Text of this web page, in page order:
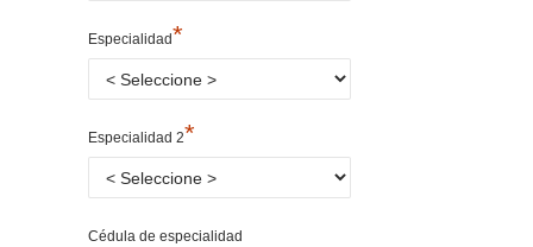
Especialidad*
Especialidad 2*
Cédula de especialidad